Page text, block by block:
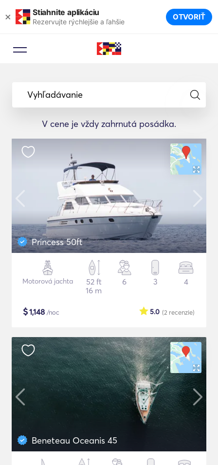
× Stiahnite aplikáciu
Rezervujte rýchlejšie a ľahšie OTVORIŤ
Vyhľadávanie
V cene je vždy zahrnutá posádka.
Princess 50ft
Motorová jachta
52 ft
16 m
6 3 4
$1,148 /noc (2 recenzie)
5.0
Beneteau Oceanis 45